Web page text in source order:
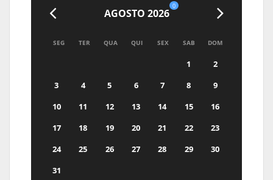
AGOSTO 2026
0
SEG TER QUA QUI SEX SAB DOM
1
2
3
4 5 6 7 8
9
10
11 12 13 14 15
16
17
18 19 20 21 22
23
24
25 26 27 28 29
30
31